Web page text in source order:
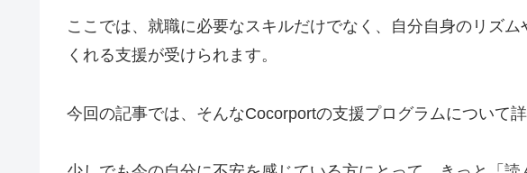
ここでは、就職に必要なスキルだけでなく、自分自身のリズ
くれる支援が受けられます。
今回の記事では、そんなCocorportの支援プログラムについて